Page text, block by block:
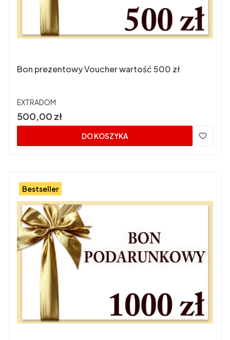
Bon prezentowy Voucher wartość 500 zł
PRODUCENT
EXTRADOM
Cena
500,00 zł
DO KOSZYKA
Bestseller